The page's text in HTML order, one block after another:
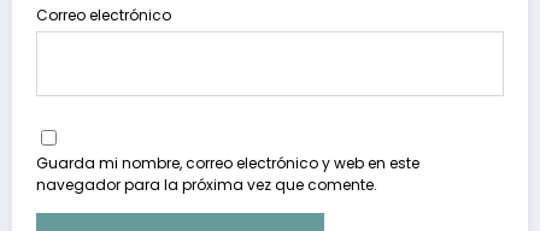
Correo electrónico
Guarda mi nombre, correo electrónico y web en este
navegador para la próxima vez que comente.